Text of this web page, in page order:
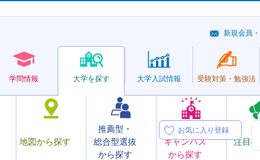
学問情報 大学を探す
地図から探す
推薦型・
総合型選抜
から探す
オープン
キャンパス
から探す
注目の
大学入試情報 受験対策・ 勉強法
新規会員
お気に入り登録